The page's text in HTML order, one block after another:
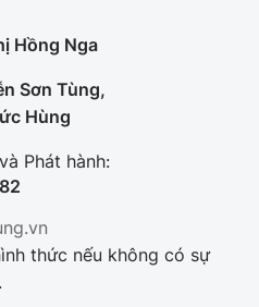
Hồng Nga
Sơn Tùng,
Hùng
Phát hành:
thức nếu không có sự